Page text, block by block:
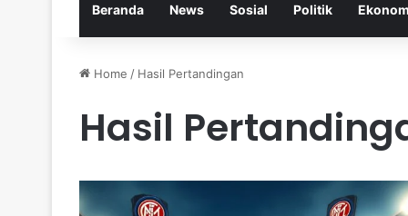
Beranda News Sosial Politik
Home / Hasil Pertandingan
Hasil